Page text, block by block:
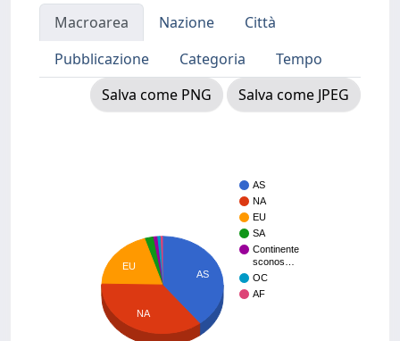
Macroarea Nazione
Città
Pubblicazione
Categoria
Tempo
Salva come PNG
Salva come JPEG
AS
NA
EU
SA
Continente
sconos…
OC
AF
AS
EU
NA